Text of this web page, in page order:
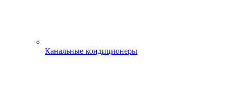
Канальные кондиционеры